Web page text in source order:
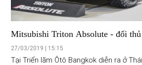
Mitsubishi Triton Absolute - đối
Ranger Raptor ?
27/03/2019 | 15:15
Tại Triển lãm Ôtô Bangkok diễn ra ở